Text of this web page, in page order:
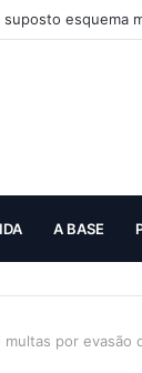
esquema
A BASE
multas por evasão